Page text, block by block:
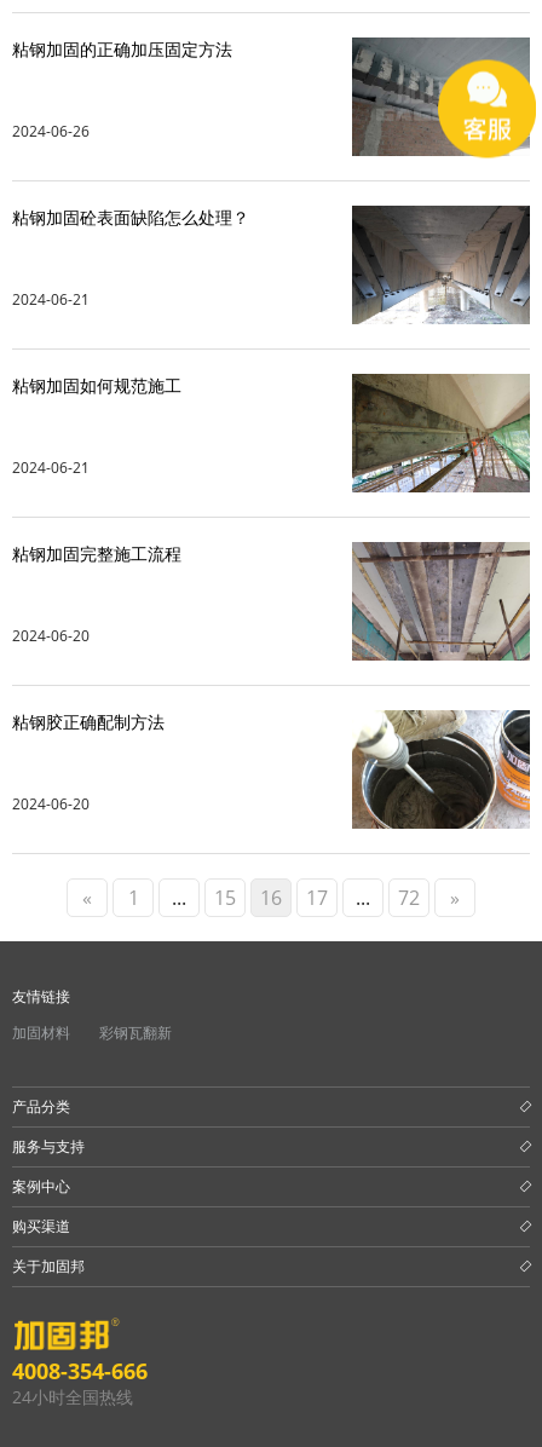
粘钢加固的正确加压固定方法
2024-06-26
粘钢加固砼表面缺陷怎么处理？
2024-06-21
粘钢加固如何规范施工
2024-06-21
粘钢加固完整施工流程
2024-06-20
粘钢胶正确配制方法
2024-06-20
« 1 ... 15 16 17 ... 72 »
友情链接
加固材料
彩钢瓦翻新
产品分类
服务与支持
案例中心
购买渠道
关于加固邦
4008-354-666
24小时全国热线